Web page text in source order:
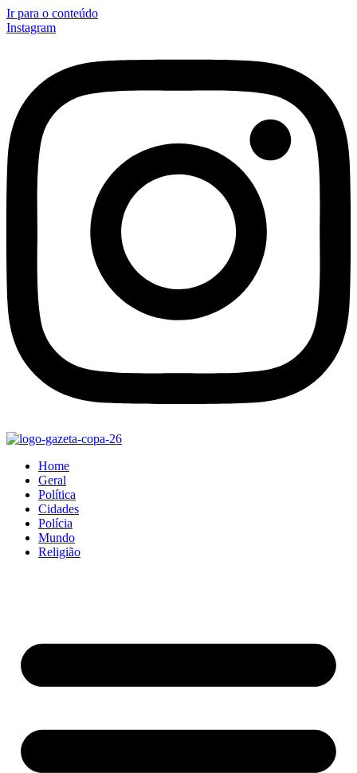
Ir para o conteúdo
Instagram
Home
Geral
Política
Cidades
Polícia
Mundo
Religião